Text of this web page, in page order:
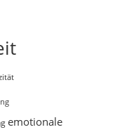
emotionale